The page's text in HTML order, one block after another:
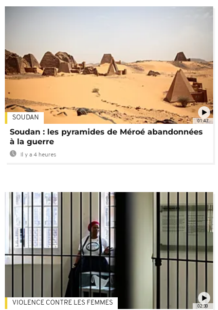
01:47
SOUDAN
Soudan : les pyramides de Méroé abandonnées
à la guerre
Il y a 4 heures
02:30
VIOLENCE CONTRE LES FEMMES